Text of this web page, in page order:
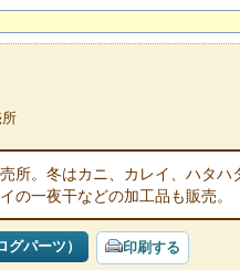
所。冬はカニ、カレイ、ハタ
の一夜干などの加工品も販売。
パーツ） 印刷する